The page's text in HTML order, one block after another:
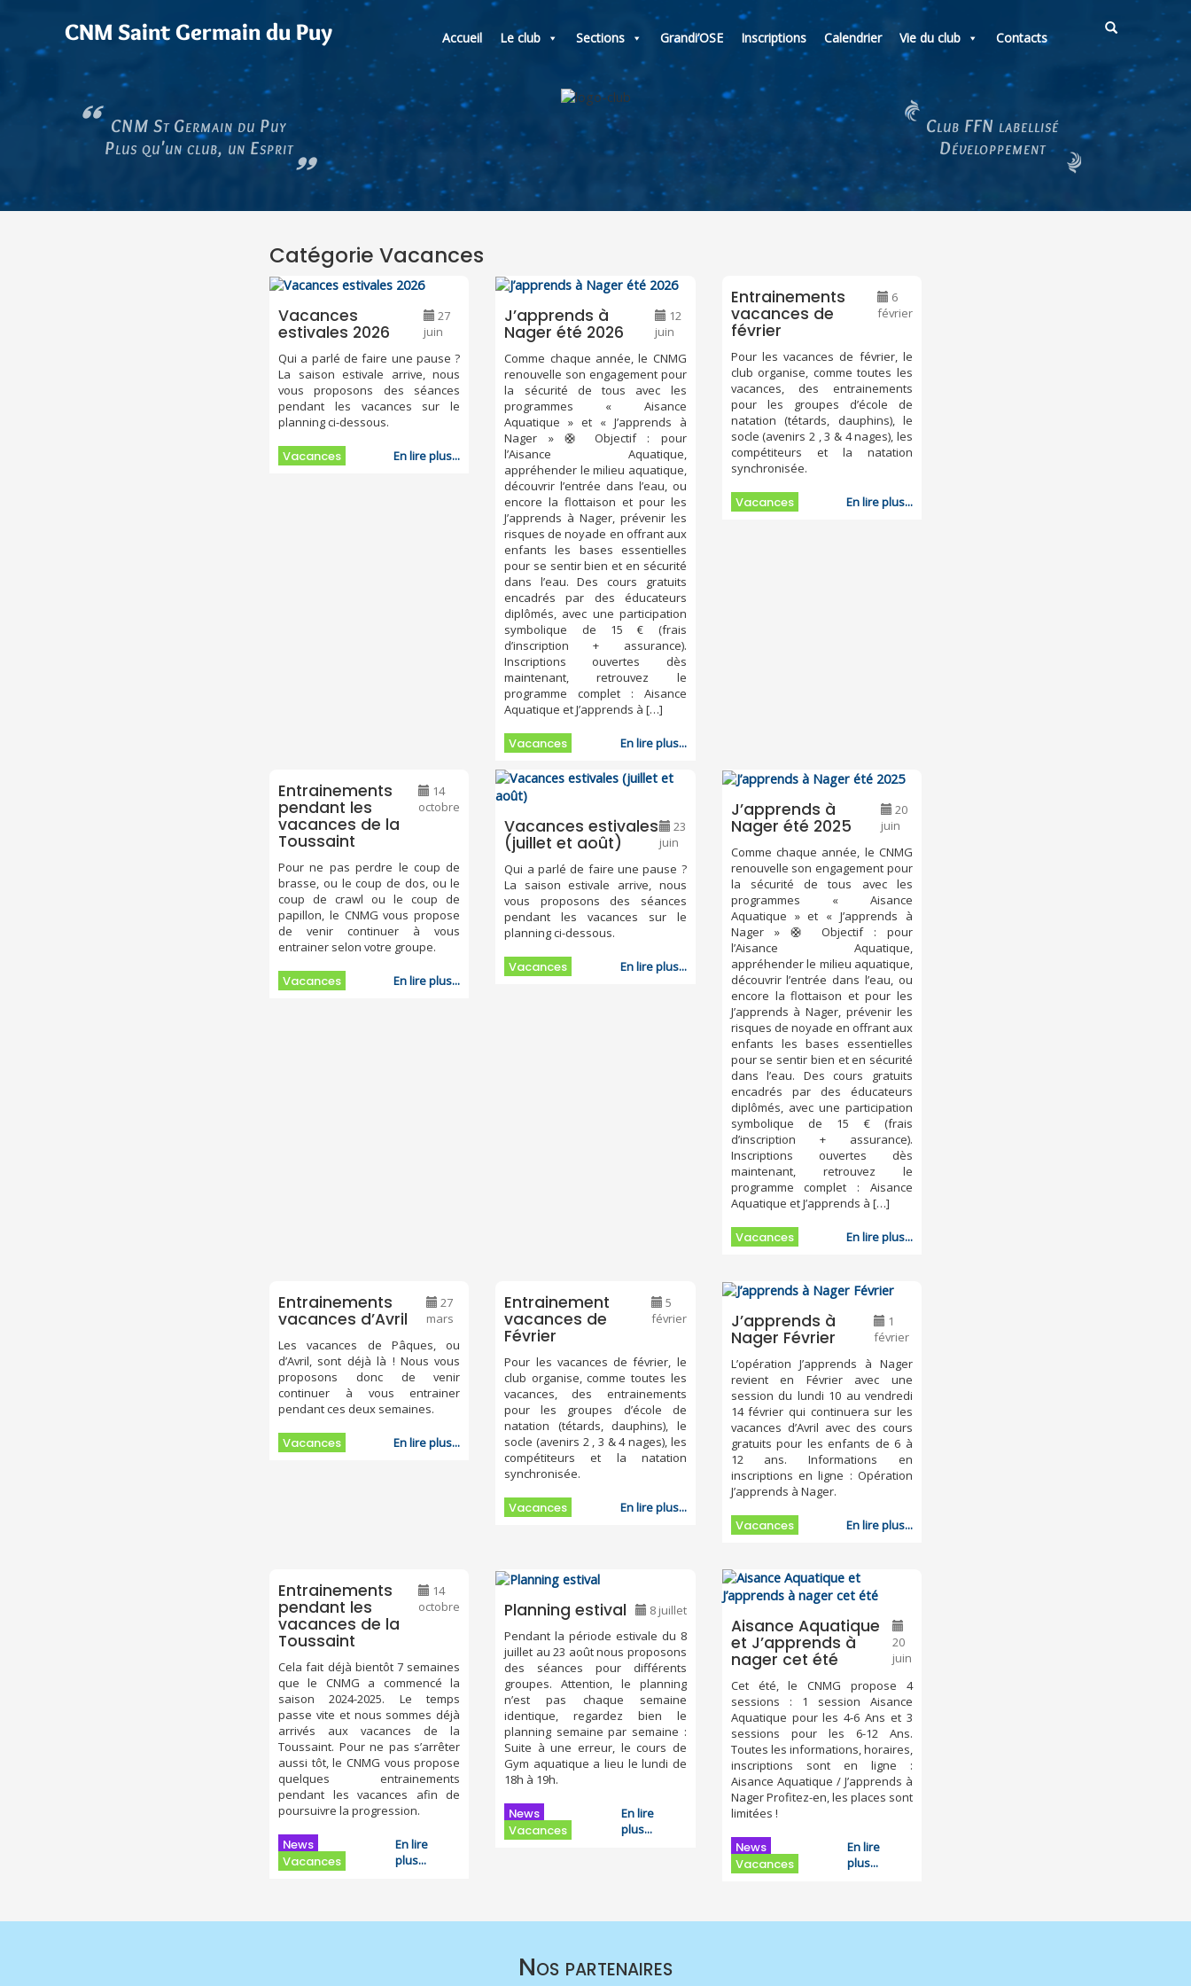
CNM Saint Germain du Puy Accueil Le club Sections Grandi’OSE Inscriptions Calendrier Vie du club Contacts
CNM St Germain du Puy
Plus qu'un club, un Esprit
Club FFN labellisé
Développement
Catégorie Vacances
Vacances
estivales 2026
27
juin
Qui a parlé de faire une pause ?
La saison estivale arrive, nous
vous proposons des séances
pendant les vacances sur le
planning ci-dessous.
Vacances En lire plus...
J’apprends à
Nager été 2026
12
juin
Comme chaque année, le CNMG
renouvelle son engagement pour
la sécurité de tous avec les
programmes « Aisance
Aquatique » et « J’apprends à
Nager » 🛟 Objectif : pour
l’Aisance Aquatique,
appréhender le milieu aquatique,
découvrir l’entrée dans l’eau, ou
encore la flottaison et pour les
J’apprends à Nager, prévenir les
risques de noyade en offrant aux
enfants les bases essentielles
pour se sentir bien et en sécurité
dans l’eau. Des cours gratuits
encadrés par des éducateurs
diplômés, avec une participation
symbolique de 15 € (frais
d’inscription + assurance).
Inscriptions ouvertes dès
maintenant, retrouvez le
programme complet : Aisance
Aquatique et J’apprends à […]
Vacances En lire plus...
Entrainements
vacances de
février
6
février
Pour les vacances de février, le
club organise, comme toutes les
vacances, des entrainements
pour les groupes d’école de
natation (tétards, dauphins), le
socle (avenirs 2 , 3 & 4 nages), les
compétiteurs et la natation
synchronisée.
Vacances En lire plus...
Entrainements
pendant les
vacances de la
Toussaint
14
octobre
Pour ne pas perdre le coup de
brasse, ou le coup de dos, ou le
coup de crawl ou le coup de
papillon, le CNMG vous propose
de venir continuer à vous
entrainer selon votre groupe.
Vacances En lire plus...
Vacances estivales
(juillet et août)
23
juin
Qui a parlé de faire une pause ?
La saison estivale arrive, nous
vous proposons des séances
pendant les vacances sur le
planning ci-dessous.
Vacances En lire plus...
J’apprends à
Nager été 2025
20
juin
Comme chaque année, le CNMG
renouvelle son engagement pour
la sécurité de tous avec les
programmes « Aisance
Aquatique » et « J’apprends à
Nager » 🛟 Objectif : pour
l’Aisance Aquatique,
appréhender le milieu aquatique,
découvrir l’entrée dans l’eau, ou
encore la flottaison et pour les
J’apprends à Nager, prévenir les
risques de noyade en offrant aux
enfants les bases essentielles
pour se sentir bien et en sécurité
dans l’eau. Des cours gratuits
encadrés par des éducateurs
diplômés, avec une participation
symbolique de 15 € (frais
d’inscription + assurance).
Inscriptions ouvertes dès
maintenant, retrouvez le
programme complet : Aisance
Aquatique et J’apprends à […]
Vacances En lire plus...
Entrainements
vacances d’Avril
27
mars
Les vacances de Pâques, ou
d’Avril, sont déjà là ! Nous vous
proposons donc de venir
continuer à vous entrainer
pendant ces deux semaines.
Vacances En lire plus...
Entrainement
vacances de
Février
5
février
Pour les vacances de février, le
club organise, comme toutes les
vacances, des entrainements
pour les groupes d’école de
natation (tétards, dauphins), le
socle (avenirs 2 , 3 & 4 nages), les
compétiteurs et la natation
synchronisée.
Vacances En lire plus...
J’apprends à
Nager Février
1
février
L’opération J’apprends à Nager
revient en Février avec une
session du lundi 10 au vendredi
14 février qui continuera sur les
vacances d’Avril avec des cours
gratuits pour les enfants de 6 à
12 ans. Informations en
inscriptions en ligne : Opération
J’apprends à Nager.
Vacances En lire plus...
Entrainements
pendant les
vacances de la
Toussaint
14
octobre
Cela fait déjà bientôt 7 semaines
que le CNMG a commencé la
saison 2024-2025. Le temps
passe vite et nous sommes déjà
arrivés aux vacances de la
Toussaint. Pour ne pas s’arrêter
aussi tôt, le CNMG vous propose
quelques entrainements
pendant les vacances afin de
poursuivre la progression.
News
Vacances
En lire
plus...
Planning estival
8 juillet
Pendant la période estivale du 8
juillet au 23 août nous proposons
des séances pour différents
groupes. Attention, le planning
n’est pas chaque semaine
identique, regardez bien le
planning semaine par semaine :
Suite à une erreur, le cours de
Gym aquatique a lieu le lundi de
18h à 19h.
News
Vacances
En lire
plus...
Aisance Aquatique
et J’apprends à
nager cet été
20
juin
Cet été, le CNMG propose 4
sessions : 1 session Aisance
Aquatique pour les 4-6 Ans et 3
sessions pour les 6-12 Ans.
Toutes les informations, horaires,
inscriptions sont en ligne :
Aisance Aquatique / J’apprends à
Nager Profitez-en, les places sont
limitées !
News
Vacances
En lire
plus...
Nos partenaires